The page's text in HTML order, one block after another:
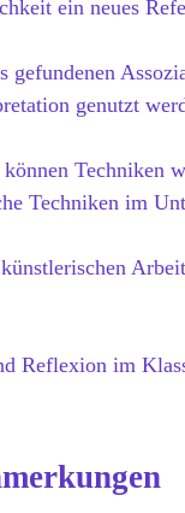
ein neues
gefundenen
genutzt
Techniken
Techniken im
Reflexion im